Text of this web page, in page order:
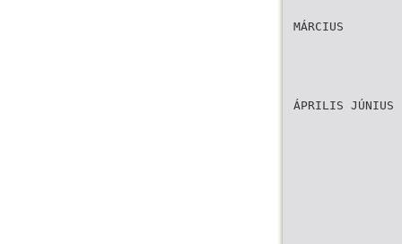
MÁRCIUS
ÁPRILIS JÚNIUS